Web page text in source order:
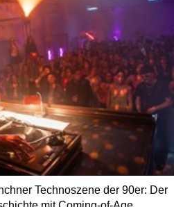
Technoszene der 90er: Der